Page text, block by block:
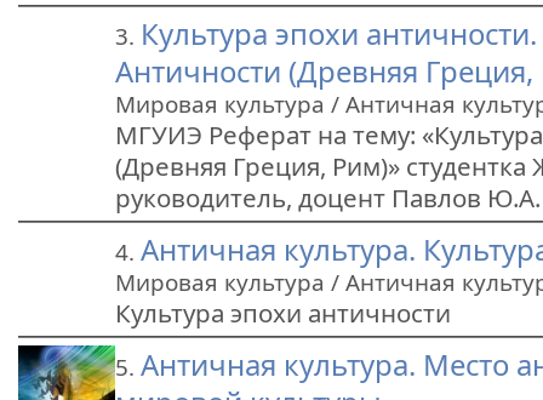
3. Культура эпохи
Античности (Древняя
Мировая культура / Античная
МГУИЭ Реферат на тему:
(Древняя Греция, Рим)»
руководитель, доцент Павлов
4. Античная культура.
Мировая культура / Античная
Культура эпохи античности
5. Античная культура. Место